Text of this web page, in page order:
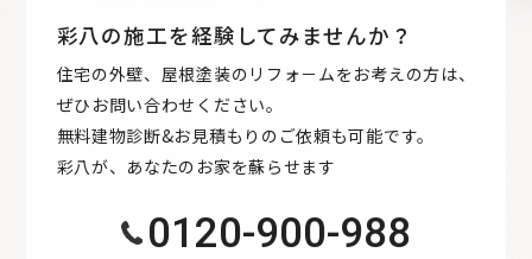
人の同意を得ずに第三者に情報を提供しません。
●ご本人からの求めに応じ、当該ご本人の個人情報を開示し
ます。
●公開された個人情報が事実と異なる場合、訂正や削除に応
じます。
彩八の施工を経験してみませんか？
住宅の外壁、屋根塗装のリフォ－ムをお考えの方は、
ぜひお問い合わせください。
無料建物診断&お見積もりのご依頼も可能です。
彩八が、あなたのお家を蘇らせます
0120-900-988